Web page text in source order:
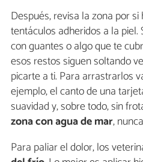
Después, revisa la zona por
tentáculos adheridos a la
con guantes o algo que te
esos restos siguen soltando
picarte a ti. Para arrastrarlos
ejemplo, el canto de una
suavidad y, sobre todo, sin
zona con agua de mar,
Para paliar el dolor, los